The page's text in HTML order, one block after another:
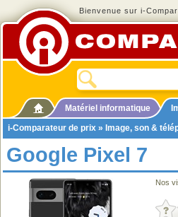
Bienvenue sur i-
Matériel informatique
i-Comparateur de prix » Image, son &
Google Pixel 7
Nos